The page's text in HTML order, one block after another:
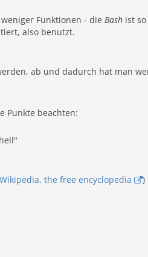
Funktionen - die Bash ist
also benutzt.
ab und dadurch hat man
Punkte beachten:
the free encyclopedia
)